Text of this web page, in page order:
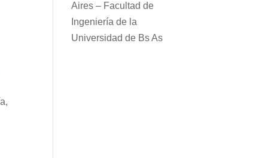
Aires – Facultad de
Ingeniería de la
Universidad de Bs As